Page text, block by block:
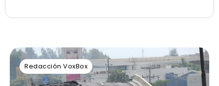
Redacción VoxBox